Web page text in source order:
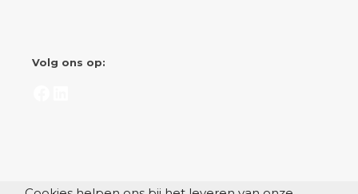
Volg ons op: